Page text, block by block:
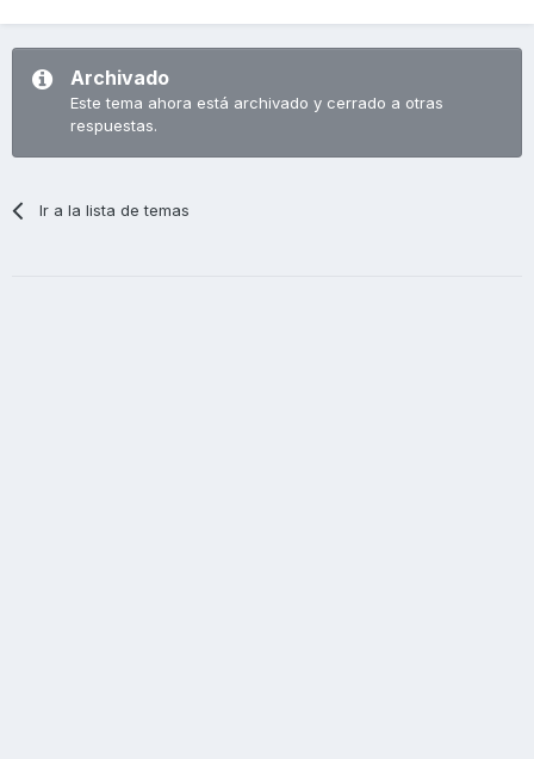
Archivado
Este tema ahora está archivado y cerrado a otras
respuestas.
Ir a la lista de temas